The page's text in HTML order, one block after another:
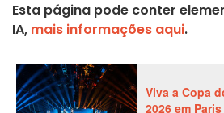
Esta página pode conter
IA, mais informações aqui.